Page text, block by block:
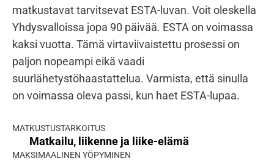
matkustavat tarvitsevat ESTA-luvan. Voit oleskella
Yhdysvalloissa jopa 90 päivää. ESTA on voimassa
kaksi vuotta. Tämä virtaviivaistettu prosessi on
paljon nopeampi eikä vaadi
suurlähetystöhaastattelua. Varmista, että sinulla
on voimassa oleva passi, kun haet ESTA-lupaa.
MATKUSTUSTARKOITUS
Matkailu, liikenne ja liike-elämä
MAKSIMAALINEN YÖPYMINEN